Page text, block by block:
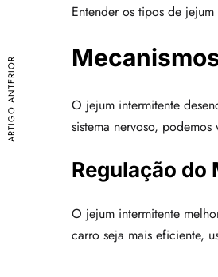
Entender os tipos de
O jejum intermitente
sistema nervoso,
Regulação do
O jejum intermitente
carro seja mais eficiente,
ARTIGO ANTERIOR